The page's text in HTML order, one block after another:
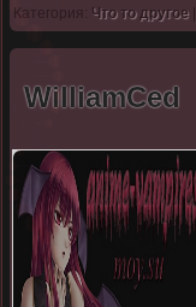
Категория: Что то другое
WilliamCed